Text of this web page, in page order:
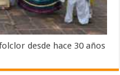
desde hace 30 años